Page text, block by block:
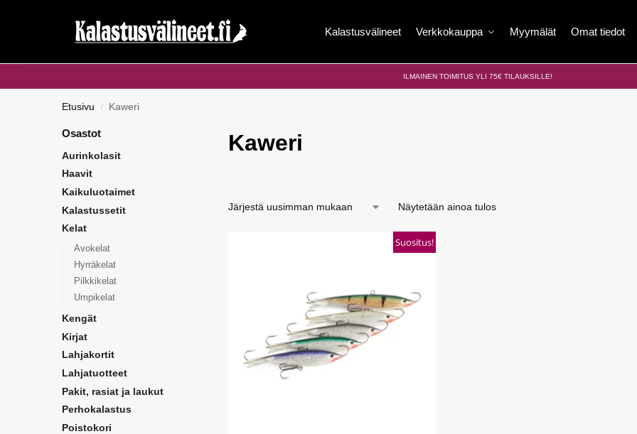
Kalastusvälineet Verkkokauppa Myymälät Omat tiedot
ILMAINEN TOIMITUS YLI 75€ TILAUKSILLE!
Etusivu / Kaweri
Kaweri
Näytetään ainoa tulos
Suositus!
Osastot
Aurinkolasit
Haavit
Kaikuluotaimet
Kalastussetit
Kelat
Avokelat
Hyrräkelat
Pilkkikelat
Umpikelat
Kengät
Kirjat
Lahjakortit
Lahjatuotteet
Pakit, rasiat ja laukut
Perhokalastus
Poistokori